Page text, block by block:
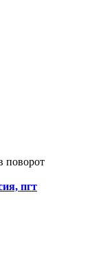
поворот
пгт